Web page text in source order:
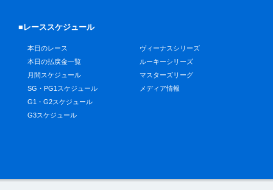
■レーススケジュール
本日のレース
本日の払戻金一覧
月間スケジュール
SG・PG1スケジュール
G1・G2スケジュール
G3スケジュール
ヴィーナスシリーズ
ルーキーシリーズ
マスターズリーグ
メディア情報